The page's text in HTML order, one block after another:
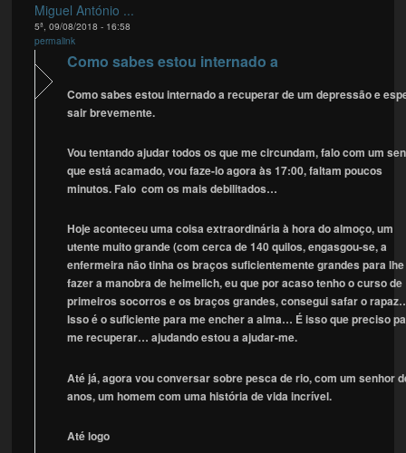
Miguel António ...
5ª, 09/08/2018 - 16:58
permalink
Como sabes estou internado a
Como sabes estou internado a recuperar de um depressão e
sair brevemente.
Vou tentando ajudar todos os que me circundam, falo com um
que está acamado, vou faze-lo agora às 17:00, faltam poucos
minutos. Falo com os mais debilitados…
Hoje aconteceu uma coisa extraordinária à hora do almoço, um
utente muito grande (com cerca de 140 quilos, engasgou-se, a
enfermeira não tinha os braços suficientemente grandes para lhe
fazer a manobra de heimelich, eu que por acaso tenho o curso de
primeiros socorros e os braços grandes, consegui safar o
Isso é o suficiente para me encher a alma… É isso que preciso
me recuperar… ajudando estou a ajudar-me.
Até já, agora vou conversar sobre pesca de rio, com um senhor
anos, um homem com uma história de vida incrível.
Até logo